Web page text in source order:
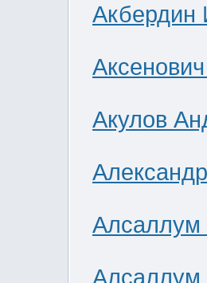
Акбердин
Акулов